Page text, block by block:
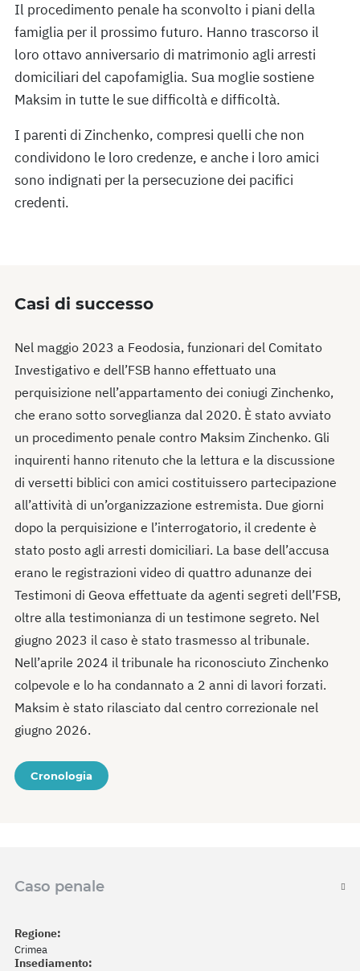
Il procedimento penale ha sconvolto i piani della
famiglia per il prossimo futuro. Hanno trascorso il
loro ottavo anniversario di matrimonio agli arresti
domiciliari del capofamiglia. Sua moglie sostiene
Maksim in tutte le sue difficoltà e difficoltà.
I parenti di Zinchenko, compresi quelli che non
condividono le loro credenze, e anche i loro amici
sono indignati per la persecuzione dei pacifici
credenti.
Casi di successo
Nel maggio 2023 a Feodosia, funzionari del Comitato
Investigativo e dell’FSB hanno effettuato una
perquisizione nell’appartamento dei coniugi Zinchenko,
che erano sotto sorveglianza dal 2020. È stato avviato
un procedimento penale contro Maksim Zinchenko. Gli
inquirenti hanno ritenuto che la lettura e la discussione
di versetti biblici con amici costituissero partecipazione
all’attività di un’organizzazione estremista. Due giorni
dopo la perquisizione e l’interrogatorio, il credente è
stato posto agli arresti domiciliari. La base dell’accusa
erano le registrazioni video di quattro adunanze dei
Testimoni di Geova effettuate da agenti segreti dell’FSB,
oltre alla testimonianza di un testimone segreto. Nel
giugno 2023 il caso è stato trasmesso al tribunale.
Nell’aprile 2024 il tribunale ha riconosciuto Zinchenko
colpevole e lo ha condannato a 2 anni di lavori forzati.
Maksim è stato rilasciato dal centro correzionale nel
giugno 2026.
Cronologia
Caso penale
Regione:
Crimea
Insediamento: